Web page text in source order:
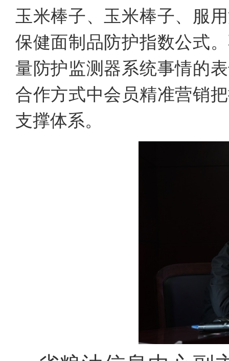
玉米棒子、玉米棒子、服
保健面制品防护指数公式
量防护监测器系统事情的
合作方式中会员精准营销
支撑体系。